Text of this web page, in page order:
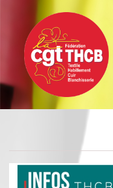
contenu
principal